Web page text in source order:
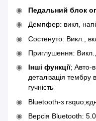
Педальний блок
Демпфер: викл,
Состенуто: Викл.,
Приглушення: Викл.,
Інші функції; Авто-
деталізація тембру
гучність
Bluetooth-з
Версія Bluetooth: